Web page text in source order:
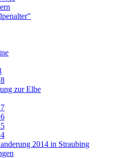
zur Elbe
2014 in Straubing